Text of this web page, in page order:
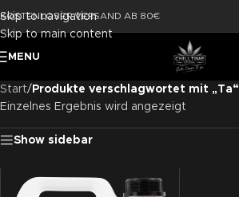
Skip to navigation
Skip to main content
KOSTENLOSER VERSAND AB 80€
MENU
Start/ Produkte verschlagwortet mit „Ta“
Einzelnes Ergebnis wird angezeigt
Show sidebar